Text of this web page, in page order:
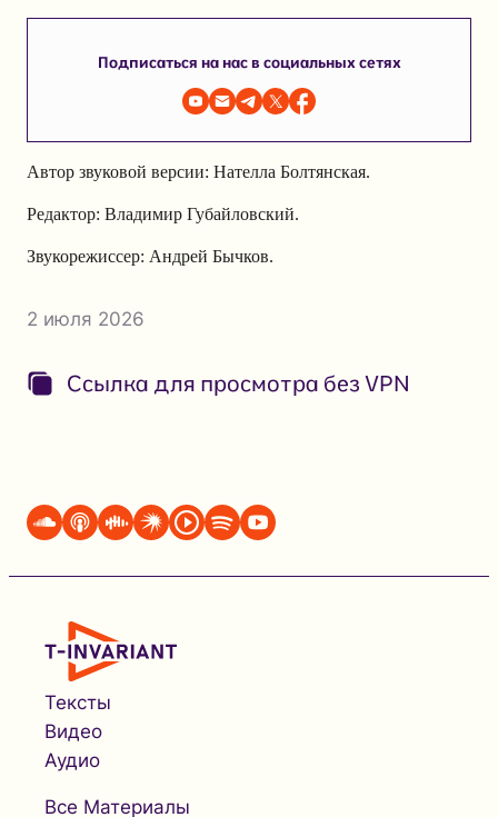
Подписаться на нас в социальных сетях
Автор звуковой версии: Нателла Болтянская.
Редактор: Владимир Губайловский.
Звукорежиссер: Андрей Бычков.
2 июля 2026
Ссылка для просмотра без VPN
Тексты
Видео
Аудио
Все Материалы